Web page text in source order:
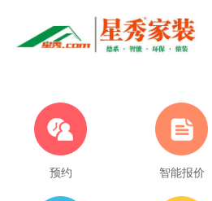
预约 智能报价